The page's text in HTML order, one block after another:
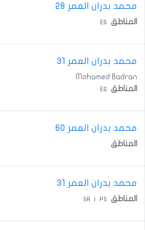
محمد بدران العمر 28
المناطق EG
محمد بدران العمر 31
Mohamed Badran
المناطق
EG
محمد بدران العمر 60
المناطق
محمد بدران العمر 31
المناطق PS
|
SA